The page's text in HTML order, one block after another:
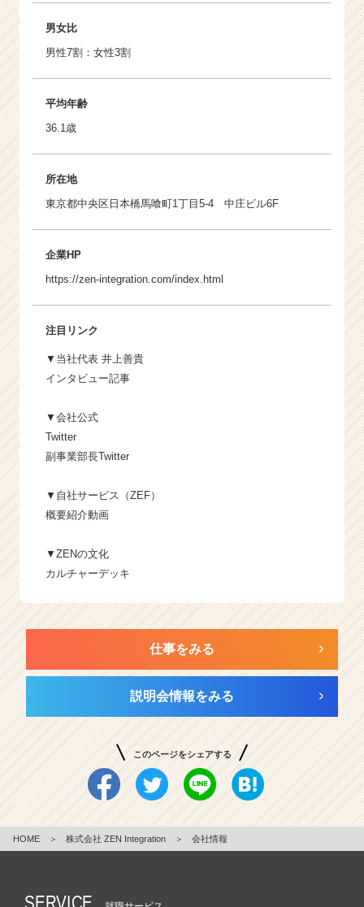
男女比
男性7割：女性3割
平均年齢
36.1歳
所在地
東京都中央区日本橋馬喰町1丁目5-4 中庄ビル6F
企業HP
https://zen-integration.com/index.html
注目リンク
▼当社代表 井上善貴
インタビュー記事
▼会社公式
Twitter
副事業部長Twitter
▼自社サービス（ZEF）
概要紹介動画
▼ZENの文化
カルチャーデッキ
仕事をみる
説明会情報をみる
このページをシェアする
HOME ＞ 株式会社 ZEN Integration ＞ 会社情報
SERVICE